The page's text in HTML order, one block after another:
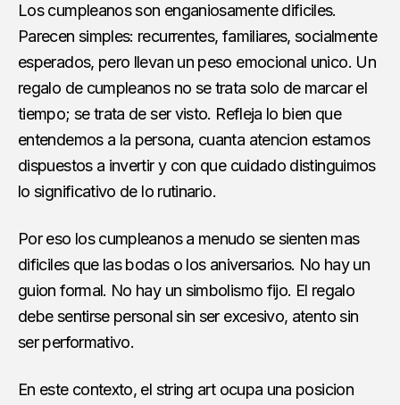
Los cumpleanos son enganiosamente dificiles.
Parecen simples: recurrentes, familiares, socialmente
esperados, pero llevan un peso emocional unico. Un
regalo de cumpleanos no se trata solo de marcar el
tiempo; se trata de ser visto. Refleja lo bien que
entendemos a la persona, cuanta atencion estamos
dispuestos a invertir y con que cuidado distinguimos
lo significativo de lo rutinario.
Por eso los cumpleanos a menudo se sienten mas
dificiles que las bodas o los aniversarios. No hay un
guion formal. No hay un simbolismo fijo. El regalo
debe sentirse personal sin ser excesivo, atento sin
ser performativo.
En este contexto, el string art ocupa una posicion